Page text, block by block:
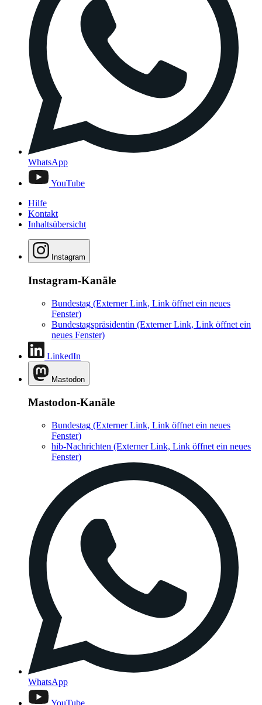
WhatsApp
YouTube
Hilfe
Kontakt
Inhaltsübersicht
Instagram
Instagram-Kanäle
Bundestag (Externer Link, Link öffnet ein neues
Fenster)
Bundestagspräsidentin (Externer Link, Link öffnet ein
neues Fenster)
LinkedIn
Mastodon
Mastodon-Kanäle
Bundestag (Externer Link, Link öffnet ein neues
Fenster)
hib-Nachrichten (Externer Link, Link öffnet ein neues
Fenster)
WhatsApp
YouTube